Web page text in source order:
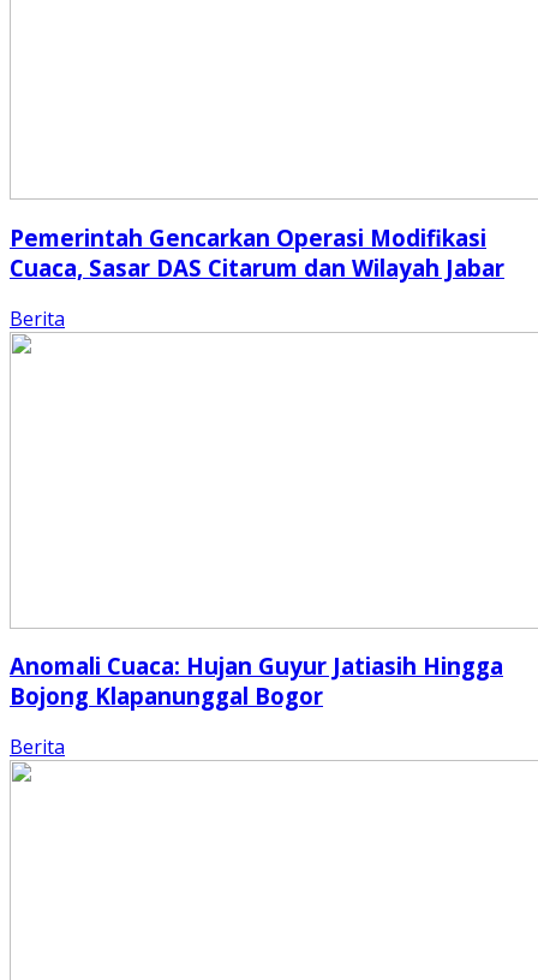
Pemerintah Gencarkan Operasi Modifikasi
Cuaca, Sasar DAS Citarum dan Wilayah Jabar
Berita
Anomali Cuaca: Hujan Guyur Jatiasih Hingga
Bojong Klapanunggal Bogor
Berita